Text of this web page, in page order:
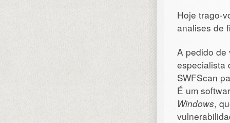
Hoje trago-
analises de
A pedido
especialista
SWFScan
É um
Windows,